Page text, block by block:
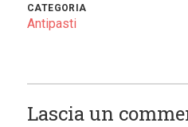
CATEGORIA
Antipasti
Lascia un